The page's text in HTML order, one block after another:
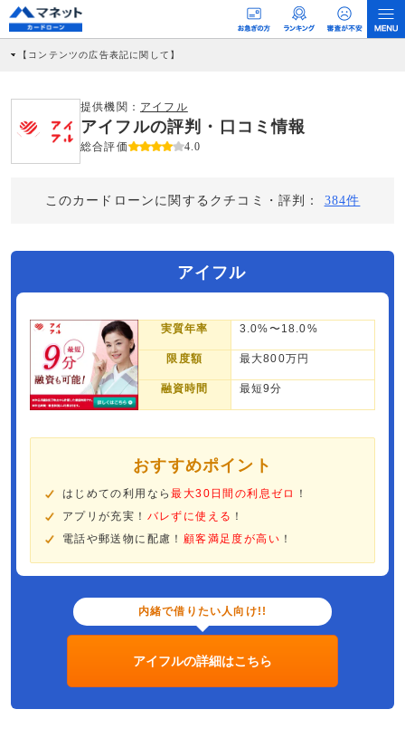
【コンテンツの広告表記に関して】
社に対して企業から紹介報酬が支払われるという収益モデルです。 ただし、特定の
商品を根拠なくPRするものではなく、当編集部の調査／ユーザーへの口コミ収集な
どに基づき、公平性を担保した情報提供を行っています。
>提携企業一覧
提供機関： アイフル
アイフルの評判・口コミ情報
総合評価 4.0
このカードローンに関するクチコミ・評判： 384件
アイフル
実質年率 3.0%〜18.0%
限度額 最大800万円
融資時間 最短9分
おすすめポイント
はじめての利用なら最大30日間の利息ゼロ
！
アプリが充実！ バレずに使える ！
電話や郵送物に配慮！ 顧客満足度が高い ！
内緒で借りたい人向け!!
アイフルの詳細はこちら